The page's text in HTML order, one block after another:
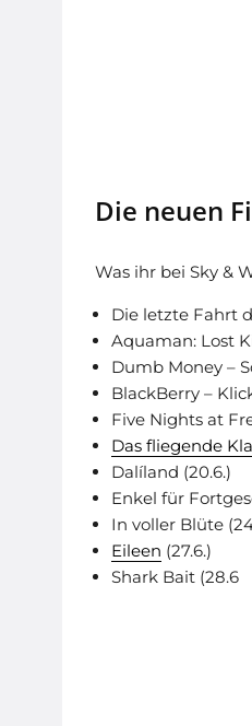
Die neuen
Was ihr bei Sky &
Die letzte Fahrt
Aquaman: Lost
Dumb Money –
BlackBerry –
Five Nights at
Das fliegende
Dalíland (20.6.)
Enkel für
In voller Blüte
Eileen (27.6.)
Shark Bait (28.6